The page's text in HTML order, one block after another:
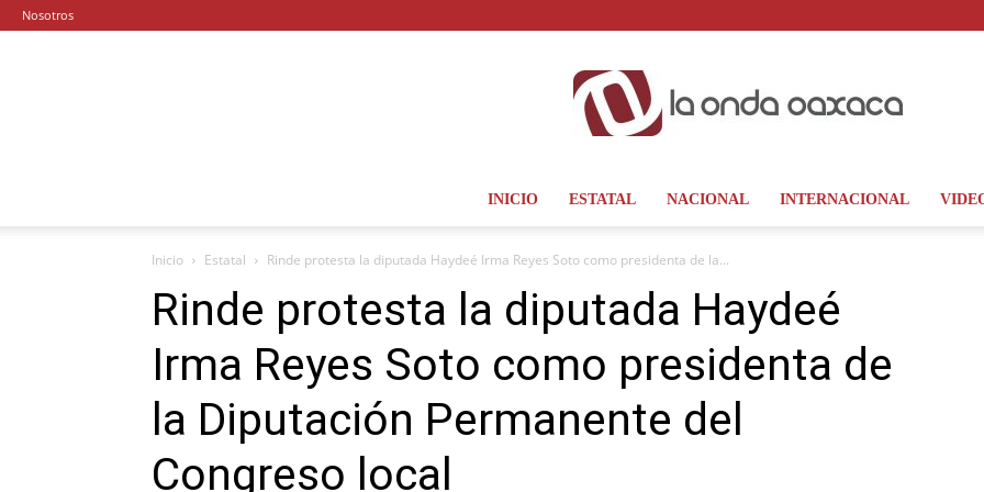
Nosotros
La
Onda
INICIO ESTATAL NACIONAL INTERNACIONAL
Inicio Estatal Rinde protesta la diputada Haydeé Irma Reyes Soto como presidenta de la...
Rinde protesta la diputada Haydeé
Irma Reyes Soto como presidenta de
la Diputación Permanente del
Congreso local